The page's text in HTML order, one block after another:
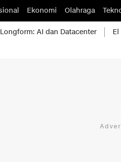
Ekonomi Olahraga
Longform: AI dan Datacenter